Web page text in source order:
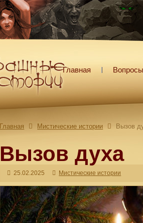
Главная
Главная Мистические истории Вызов
Вызов духа
25.02.2025 Мистические истории